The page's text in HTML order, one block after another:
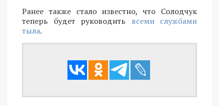
Ранее также стало известно, что Солодчук
теперь будет руководить всеми службами
тыла.